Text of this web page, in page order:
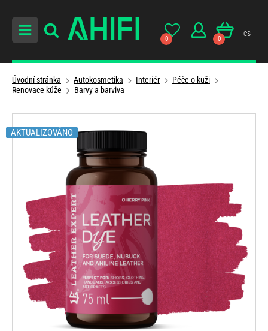
0 0
cs
Úvodní stránka Autokosmetika Interiér
Péče o kůži
Renovace kůže
Barvy a barviva
AKTUALIZOVÁNO